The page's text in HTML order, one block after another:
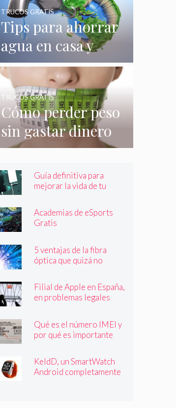
Tips para ahorrar
agua en casa y
gastar menos en
su consumo
TRUCOS GRATIS
Cómo perder peso
sin gastar dinero
e incluso sin
hacer nada
TRUCOS GRATIS
Guía definitiva para
mejorar la vida de tu
Academias de eSports
Gratis
5 ventajas de la fibra
óptica que quizá no
Filial de Apple en España,
en problemas legales
Qué es el número IMEI y
por qué es importante
KeldD, un SmartWatch
Android completamente